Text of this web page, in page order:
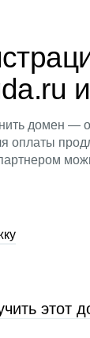
домен —
оплаты
этот